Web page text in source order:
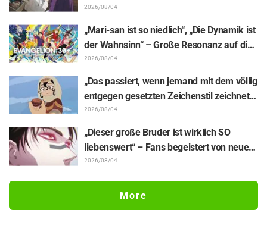
zu einer Frieren-Plüschfigur, die in einer
Ausstellungs-Mimik steckt: „Frieren –
Nach dem Ende der Reise“
2026/08/04
„Mari-san ist so niedlich“, „Die Dynamik ist
der Wahnsinn“ – Große Resonanz auf die
Enthüllung von Hidenori Matsubaras
wunderschöner Zeichnung der drei
Figuren aus „Neon Genesis Evangelion“ im
Plugsuit
2026/08/04
„Das passiert, wenn jemand mit dem völlig
entgegen gesetzten Zeichenstil zeichnet“
– Fans begeistert von der Unterstützungs-
Illustration des „Yowamushi Pedal“-
Schöpfers für „Jaadugar: A Witch in
Mongolia“
2026/08/04
„Dieser große Bruder ist wirklich SO
liebenswert“ – Fans begeistert von neuen
Illustrationen zur „JUJUTSU KAISEN“-
auf die Pelle rückt
2026/08/04
More